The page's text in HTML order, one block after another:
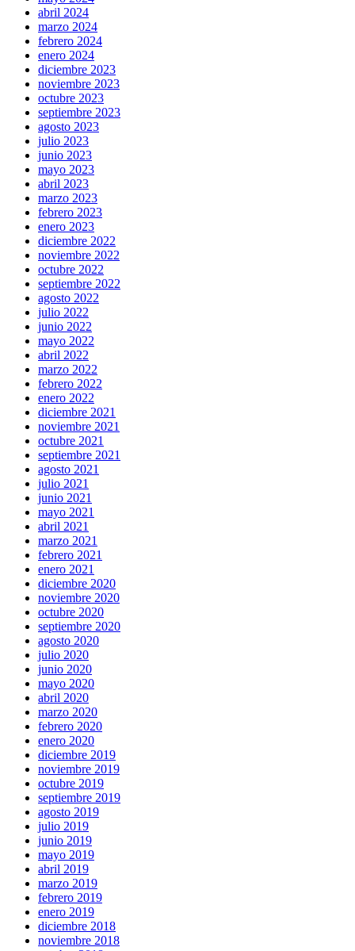
abril 2024
marzo 2024
febrero 2024
enero 2024
diciembre 2023
noviembre 2023
octubre 2023
septiembre 2023
agosto 2023
julio 2023
junio 2023
mayo 2023
abril 2023
marzo 2023
febrero 2023
enero 2023
diciembre 2022
noviembre 2022
octubre 2022
septiembre 2022
agosto 2022
julio 2022
junio 2022
mayo 2022
abril 2022
marzo 2022
febrero 2022
enero 2022
diciembre 2021
noviembre 2021
octubre 2021
septiembre 2021
agosto 2021
julio 2021
junio 2021
mayo 2021
abril 2021
marzo 2021
febrero 2021
enero 2021
diciembre 2020
noviembre 2020
octubre 2020
septiembre 2020
agosto 2020
julio 2020
junio 2020
mayo 2020
abril 2020
marzo 2020
febrero 2020
enero 2020
diciembre 2019
noviembre 2019
octubre 2019
septiembre 2019
agosto 2019
julio 2019
junio 2019
mayo 2019
abril 2019
marzo 2019
febrero 2019
enero 2019
diciembre 2018
noviembre 2018